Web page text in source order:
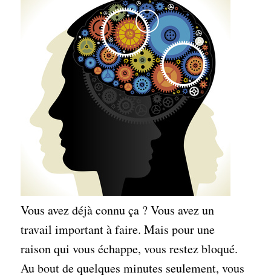
Vous avez déjà connu ça ? Vous avez un
travail important à faire. Mais pour une
raison qui vous échappe, vous restez bloqué.
Au bout de quelques minutes seulement, vous